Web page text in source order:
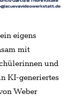
eigens
mit
und
KI-generiertes
Weber